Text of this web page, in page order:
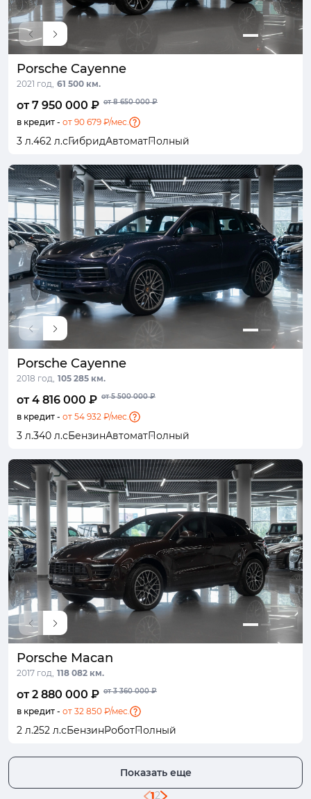
Porsche Cayenne
2021 год, 61 500 км.
от 7 950 000 ₽ от 8 650 000 ₽
в кредит - от 90 679 ₽/мес.
3 л.462 л.сГибридАвтоматПолный
Porsche Cayenne
2018 год, 105 285 км.
от 4 816 000 ₽ от 5 500 000 ₽
в кредит - от 54 932 ₽/мес.
3 л.340 л.сБензинАвтоматПолный
Porsche Macan
2017 год, 118 082 км.
от 2 880 000 ₽ от 3 360 000 ₽
в кредит - от 32 850 ₽/мес.
2 л.252 л.сБензинРоботПолный
12
Показать еще